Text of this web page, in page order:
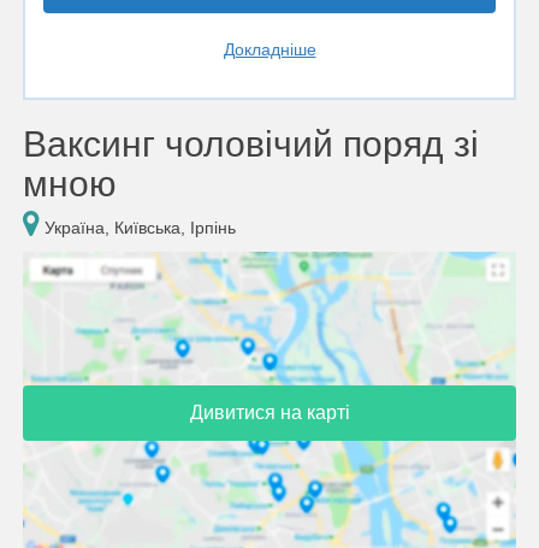
Докладніше
Ваксинг чоловічий поряд зі
мною
Україна, Київська, Ірпінь
Дивитися на карті